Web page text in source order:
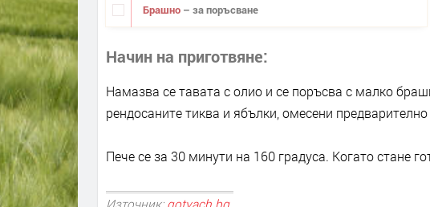
Брашно – за поръсване
Начин на приготвяне
Намазва се тавата с олио и се поръсва с малко
рендосаните тиква и ябълки, омесени
Пече се за 30 минути на 160 градуса. Когато стане